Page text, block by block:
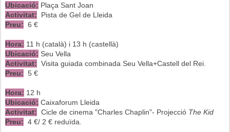
Ubicació: Plaça Sant Joan
Activitat: Pista de Gel de Lleida
Preu: 6 €
Hora: 11 h (català) i 13 h (castellà)
Ubicació: Seu Vella
Activitat: Visita guiada combinada Seu Vella+Castell del Rei.
Preu: 5 €
Hora: 12 h
Ubicació: Caixaforum Lleida
Activitat: Cicle de cinema "Charles Chaplin"- Projecció The Kid
Preu: 4 €/ 2 € reduïda.